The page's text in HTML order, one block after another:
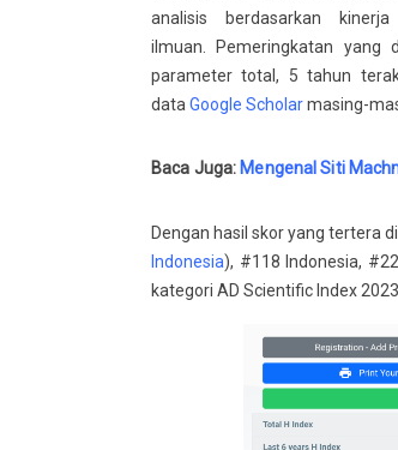
analisis berdasarkan
ilmuan. Pemeringkatan yang
parameter total, 5 tahun
data Google Scholarmasing-
Baca Juga: Mengenal Siti
Dengan hasil skor yang tertera
Indonesia), #118 Indonesia,
kategori AD Scientific Index 2023.